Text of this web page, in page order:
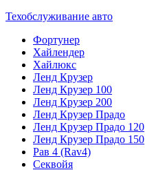
Техобслуживание авто
Фортунер
Хайлендер
Хайлюкс
Ленд Крузер
Ленд Крузер 100
Ленд Крузер 200
Ленд Крузер Прадо
Ленд Крузер Прадо 120
Ленд Крузер Прадо 150
Рав 4 (Rav4)
Секвойя